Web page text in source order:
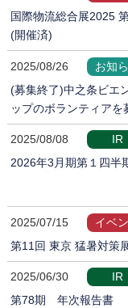
国際物流総合展2025
(開催済)
2025/08/26
お知
(募集終了)中之条ビエ
ップのボランティアを
2025/08/08
IR
2026年3月期第１四半
2025/07/15
イベ
第11回 東京 猛暑対策
2025/06/30
IR
第78期 年次報告書